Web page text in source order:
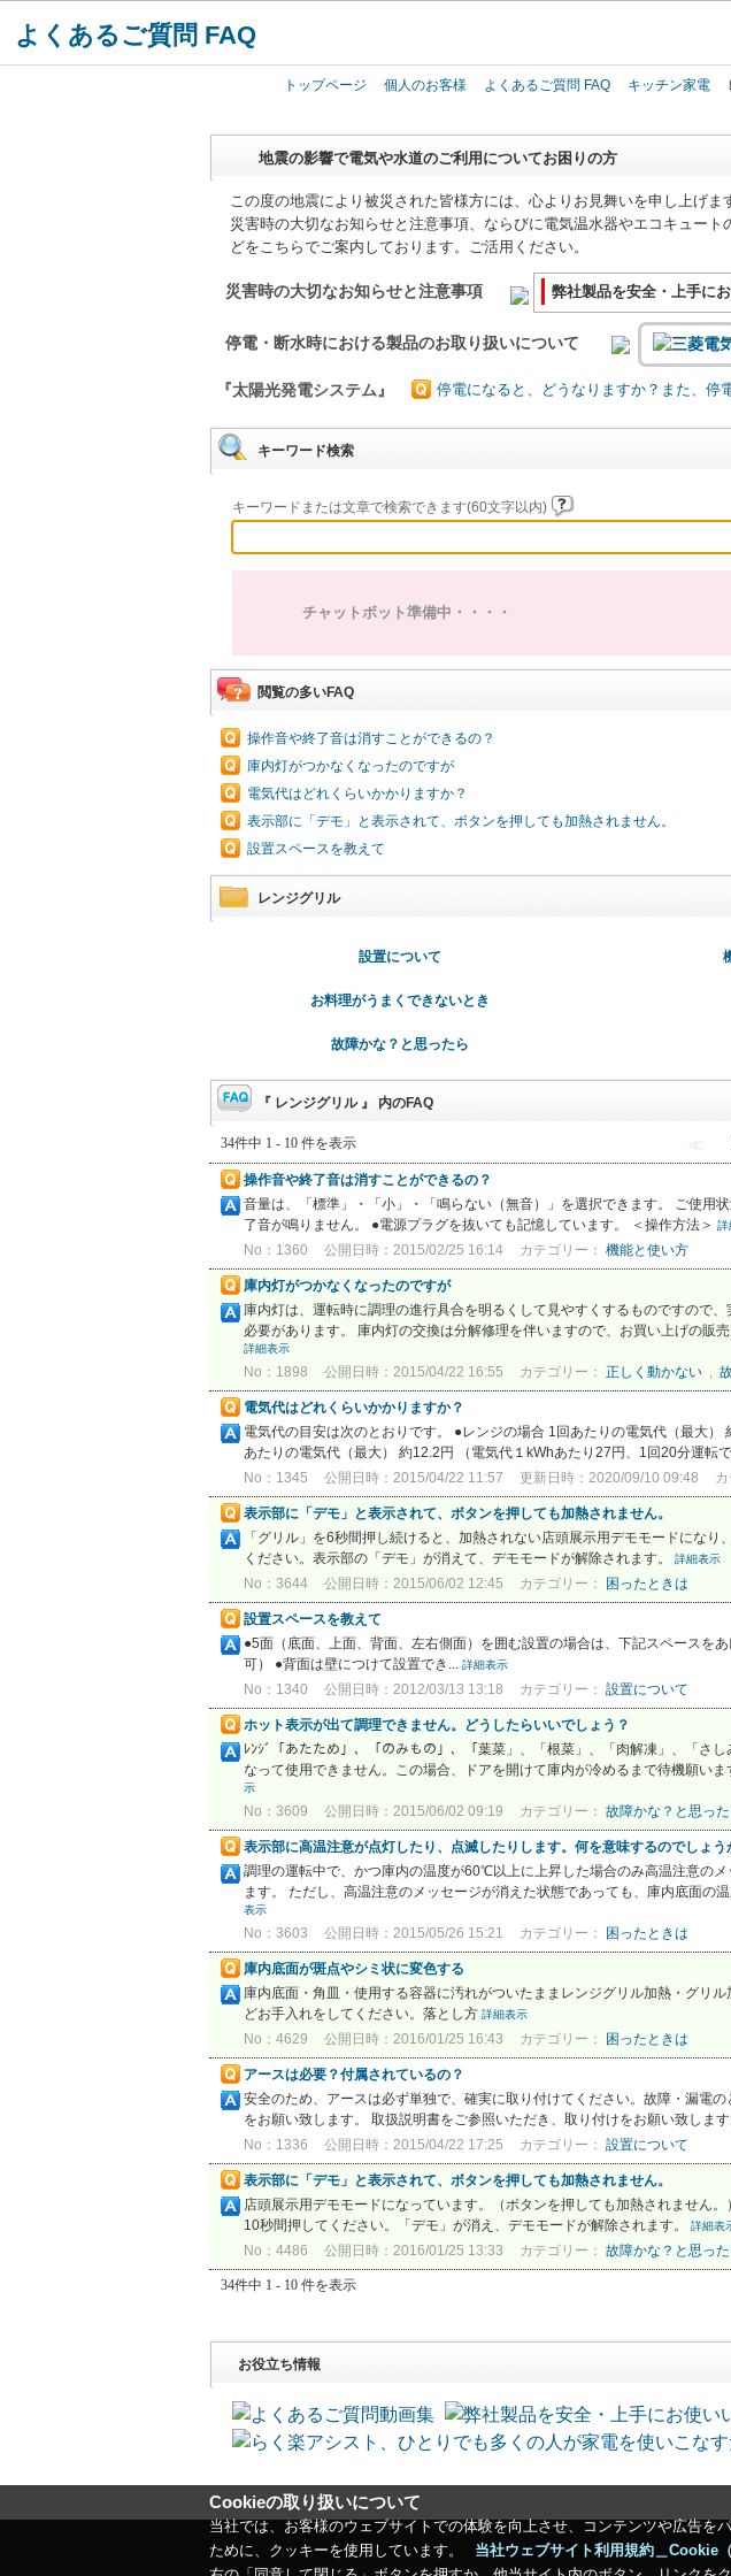
よくあるご質問 FAQ
トップページ 個人のお客様 よくあるご質問 FAQ キッチン家電
地震の影響で電気や水道のご利用についてお困りの方
この度の地震により被災された皆様方には、心よりお見舞いを申し上げま
災害時の大切なお知らせと注意事項、ならびに電気温水器やエコキュー
どをこちらでご案内しております。ご活用ください。
災害時の大切なお知らせと注意事項 弊社製品を安全・上手に
停電・断水時における製品のお取り扱いについて
『太陽光発電システム』 停電になると、どうなりますか？また、停
キーワード検索
キーワードまたは文章で検索できます(60文字以内)
チャットボット準備中・・・・
閲覧の多いFAQ
操作音や終了音は消すことができるの？
庫内灯がつかなくなったのですが
電気代はどれくらいかかりますか？
表示部に「デモ」と表示されて、ボタンを押しても加熱されません。
設置スペースを教えて
レンジグリル
設置について
お料理がうまくできないとき
故障かな？と思ったら
『 レンジグリル 』 内のFAQ
34件中 1 - 10 件を表示 ≪
操作音や終了音は消すことができるの？
音量は、「標準」・「小」・「鳴らない（無音）」を選択できます。 ご使用
了音が鳴りません。 ●電源プラグを抜いても記憶しています。 ＜操作方法＞ 詳
No：1360 公開日時：2015/02/25 16:14 カテゴリー： 機能と使い方
庫内灯がつかなくなったのですが
庫内灯は、運転時に調理の進行具合を明るくして見やすくするものですので
必要があります。 庫内灯の交換は分解修理を伴いますので、お買い上げの販
詳細表示
No：1898 公開日時：2015/04/22 16:55 カテゴリー： 正しく動かない ,
電気代はどれくらいかかりますか？
電気代の目安は次のとおりです。 ●レンジの場合 1回あたりの電気代（最大
あたりの電気代（最大） 約12.2円 （電気代１kWhあたり27円、1回20分運転
No：1345 公開日時：2015/04/22 11:57 更新日時：2020/09/10 09:48
表示部に「デモ」と表示されて、ボタンを押しても加熱されません。
「グリル」を6秒間押し続けると、加熱されない店頭展示用デモモードにな
ください。表示部の「デモ」が消えて、デモモードが解除されます。
詳細表示
No：3644 公開日時：2015/06/02 12:45 カテゴリー： 困ったときは
設置スペースを教えて
●5面（底面、上面、背面、左右側面）を囲む設置の場合は、下記スペースを
可） ●背面は壁につけて設置でき... 詳細表示
No：1340 公開日時：2012/03/13 13:18 カテゴリー： 設置について
ホット表示が出て調理できません。どうしたらいいでしょう？
ﾚﾝｼﾞ「あたため」、「のみもの」、「葉菜」、「根菜」、「肉解凍」、「さ
なって使用できません。この場合、ドアを開けて庫内が冷めるまで待機願
示
No：3609 公開日時：2015/06/02 09:19 カテゴリー： 故障かな？と思った
表示部に高温注意が点灯したり、点滅したりします。何を意味するのでしょう
調理の運転中で、かつ庫内の温度が60℃以上に上昇した場合のみ高温注意の
ます。 ただし、高温注意のメッセージが消えた状態であっても、庫内底面
表示
No：3603 公開日時：2015/05/26 15:21 カテゴリー： 困ったときは
庫内底面が斑点やシミ状に変色する
庫内底面・角皿・使用する容器に汚れがついたままレンジグリル加熱・グリ
どお手入れをしてください。落とし方 詳細表示
No：4629 公開日時：2016/01/25 16:43 カテゴリー： 困ったときは
アースは必要？付属されているの？
安全のため、アースは必ず単独で、確実に取り付けてください。故障・漏電
をお願い致します。 取扱説明書をご参照いただき、取り付けをお願い致しま
No：1336 公開日時：2015/04/22 17:25 カテゴリー： 設置について
表示部に「デモ」と表示されて、ボタンを押しても加熱されません。
店頭展示用デモモードになっています。（ボタンを押しても加熱されません
10秒間押してください。「デモ」が消え、デモモードが解除されます。
詳細表
No：4486 公開日時：2016/01/25 13:33 カテゴリー： 故障かな？と思った
34件中 1 - 10 件を表示
お役立ち情報
Cookieの取り扱いについて
当社では、お客様のウェブサイトでの体験を向上させ、コンテンツや広告を
ために、クッキーを使用しています。
当社ウェブサイト利用規約＿Cookie